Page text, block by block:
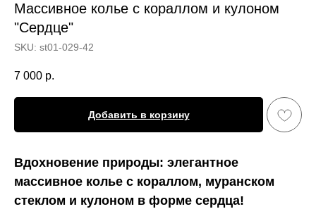
Массивное колье с кораллом и кулоном
"Cердце"
SKU: st01-029-42
7 000 р.
Добавить в корзину
Вдохновение природы: элегантное
массивное колье с кораллом, муранском
стеклом и кулоном в форме сердца!